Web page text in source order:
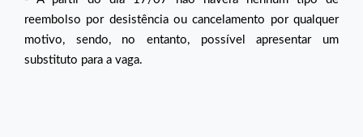
reembolso por desistência ou cancelamento por qualquer
motivo, sendo, no entanto, possível apresentar um
substituto para a vaga.